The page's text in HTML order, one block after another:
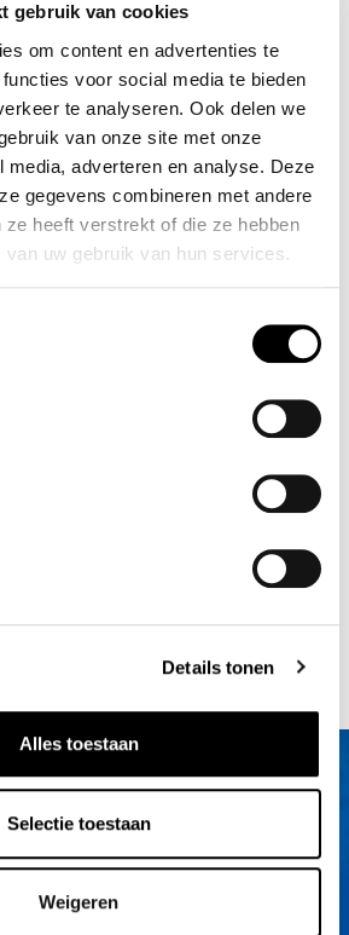
gebruik van cookies
om content en advertenties te
voor social media te bieden
te analyseren. Ook delen we
van onze site met onze
media, adverteren en analyse. Deze
gegevens combineren met andere
ze heeft verstrekt of die ze hebben
uw gebruik van hun services.
Details tonen
Alles toestaan
Selectie toestaan
Weigeren
zoek bent naar een Honda dealer die
van de specifieke
van uw Honda, bent u bij ons aan het
uit om een bezoek te brengen aan
waar we graag nader
genot van een kopje koffie en u de
verzameld. Dit heeft geleid tot een
Kom snel langs!